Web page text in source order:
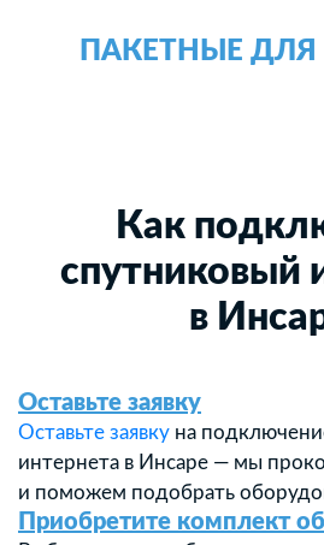
ПАКЕТНЫЕ ДЛЯ
Как
спутниковый
в
Оставьте заявку
Оставьте заявку на
интернета в Инсаре — мы
и поможем подобрать
Приобретите комплект